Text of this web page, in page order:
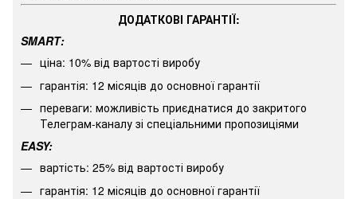
ДОДАТКОВІ ГАРАНТІЇ:
SMART:
ціна: 10% від вартості виробу
гарантія: 12 місяців до основної гарантії
переваги: можливість приєднатися до закритого
Телеграм-каналу зі спеціальними пропозиціями
EASY:
вартість: 25% від вартості виробу
гарантія: 12 місяців до основної гарантії